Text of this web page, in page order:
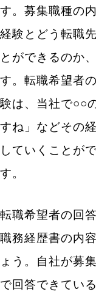
す。募集職種の
経験とどう転職
とができるのか
す。転職希望者
験は、当社で○○
すね」などその
していくことが
す。
転職希望者の回
職務経歴書の内
ょう。自社が募
で回答できてい